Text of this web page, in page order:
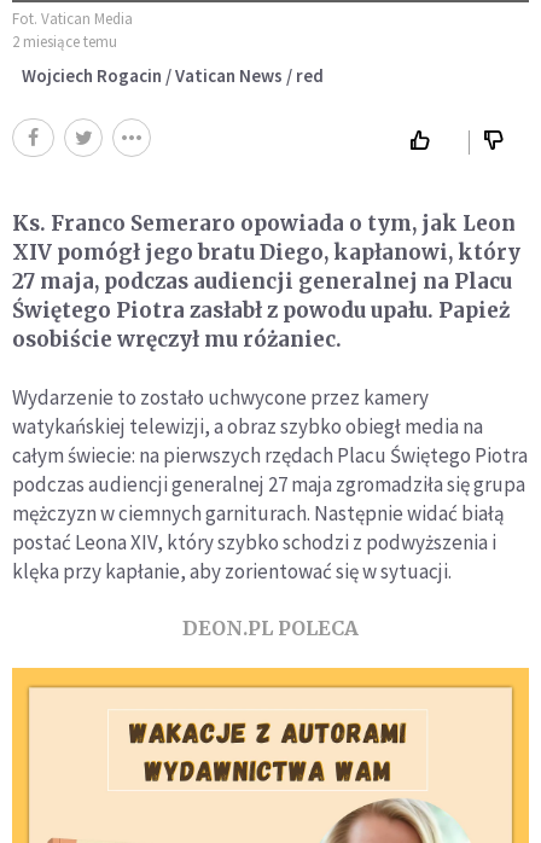
Fot. Vatican Media
2 miesiące temu
Wojciech Rogacin / Vatican News / red
Ks. Franco Semeraro opowiada o tym, jak Leon
XIV pomógł jego bratu Diego, kapłanowi, który
27 maja, podczas audiencji generalnej na Placu
Świętego Piotra zasłabł z powodu upału. Papież
osobiście wręczył mu różaniec.
Wydarzenie to zostało uchwycone przez kamery
watykańskiej telewizji, a obraz szybko obiegł media na
całym świecie: na pierwszych rzędach Placu Świętego Piotra
podczas audiencji generalnej 27 maja zgromadziła się grupa
mężczyzn w ciemnych garniturach. Następnie widać białą
postać Leona XIV, który szybko schodzi z podwyższenia i
klęka przy kapłanie, aby zorientować się w sytuacji.
DEON.PL POLECA